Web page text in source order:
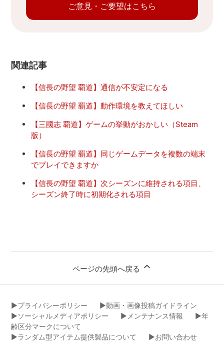
ご意見・ご要望はこちら
関連記事
【信長の野望 覇道】通信が不安定になる
【信長の野望 覇道】動作環境を教えてほしい
【三國志 覇道】ゲームの挙動がおかしい（Steam
版）
【信長の野望 覇道】同じゲームデータを複数の端末
でプレイできますか
【信長の野望 覇道】次シーズンに維持される項目、
シーズン終了時に初期化される項目
ページの先頭へ戻る
▶︎プライバシーポリシー
▶︎動画・画像投稿ガイドライン
▶︎ソーシャルメディアポリシー
▶︎メンテナンス情報
▶︎年
齢区分マークについて
▶︎ランダム型アイテム提供製品について
▶︎お問い合わせ